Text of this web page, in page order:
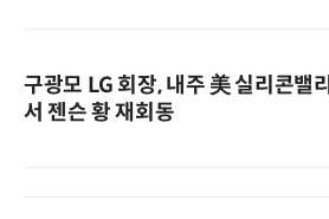
구광모 LG 회장, 내주 美 실리콘밸리
서 젠슨 황 재회동